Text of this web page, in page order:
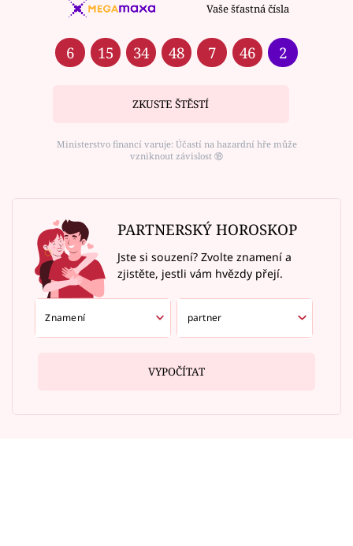
Vaše šťastná čísla
6 15 34 48 7 46 2
ZKUSTE ŠTĚSTÍ
Ministerstvo financí varuje: Účastí na hazardní hře může
vzniknout závislost ⑱
PARTNERSKÝ HOROSKOP
Jste si souzení? Zvolte znamení a
zjistěte, jestli vám hvězdy přejí.
VYPOČÍTAT